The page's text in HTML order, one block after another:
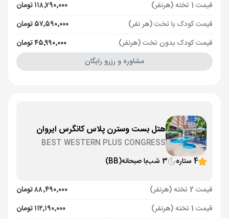
قیمت 1 تخته (هرنفر)
۱۱۸٬۷۹۰٬۰۰۰ تومان
قیمت کودک با تخت (هر نفر)
۵۷٬۵۹۰٬۰۰۰ تومان
قیمت کودک بدون تخت (هرنفر)
۴۵٬۹۹۰٬۰۰۰ تومان
مشاوره و رزرو رایگان
هتل بست وسترن پلاس کانگرس ایروان
BEST WESTERN PLUS CONGRESS
4 ستاره
3 شب با صبحانه(BB)
قیمت 2 تخته (هرنفر)
۸۸٬۴۹۰٬۰۰۰ تومان
قیمت 1 تخته (هرنفر)
۱۱۲٬۱۹۰٬۰۰۰ تومان